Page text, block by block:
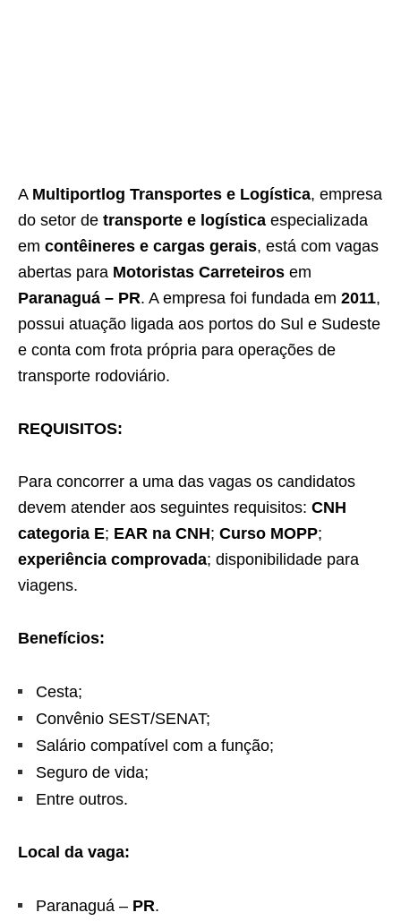
A Multiportlog Transportes e Logística, empresa
do setor de transporte e logística especializada
em contêineres e cargas gerais, está com vagas
abertas para Motoristas Carreteiros em
Paranaguá – PR. A empresa foi fundada em 2011,
possui atuação ligada aos portos do Sul e Sudeste
e conta com frota própria para operações de
transporte rodoviário.
REQUISITOS:
Para concorrer a uma das vagas os candidatos
devem atender aos seguintes requisitos: CNH
categoria E; EAR na CNH; Curso MOPP;
experiência comprovada; disponibilidade para
viagens.
Benefícios:
Cesta;
Convênio SEST/SENAT;
Salário compatível com a função;
Seguro de vida;
Entre outros.
Local da vaga:
Paranaguá – PR.